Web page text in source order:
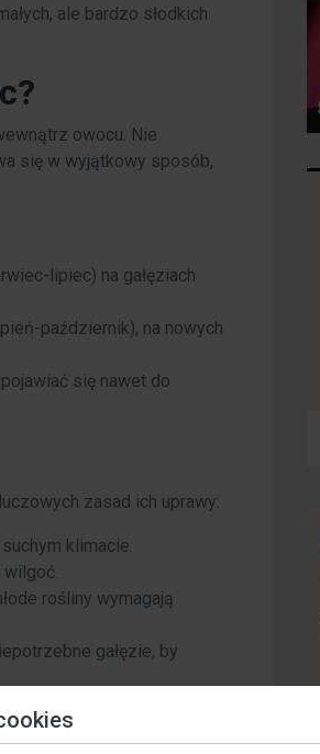
ale bardzo słodkich
owocu. Nie
się w wyjątkowy sposób,
lipiec) na gałęziach
październik), na nowych
się nawet do
zasad ich uprawy:
klimacie.
rośliny wymagają
gałęzie, by